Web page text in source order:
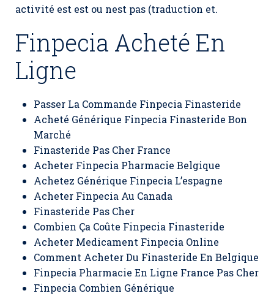
activité est est ou nest pas (traduction et.
Finpecia Acheté En
Ligne
Passer La Commande Finpecia Finasteride
Acheté Générique Finpecia Finasteride Bon
Marché
Finasteride Pas Cher France
Acheter Finpecia Pharmacie Belgique
Achetez Générique Finpecia L’espagne
Acheter Finpecia Au Canada
Finasteride Pas Cher
Combien Ça Coûte Finpecia Finasteride
Acheter Medicament Finpecia Online
Comment Acheter Du Finasteride En Belgique
Finpecia Pharmacie En Ligne France Pas Cher
Finpecia Combien Générique